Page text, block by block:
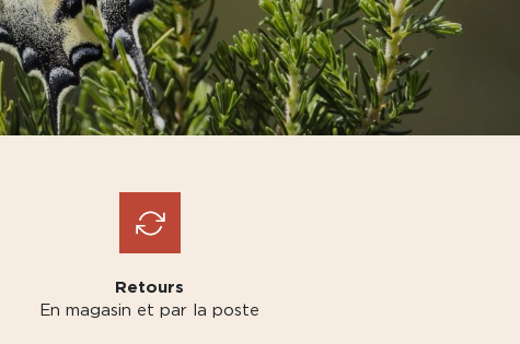
Retours
En magasin et par la poste